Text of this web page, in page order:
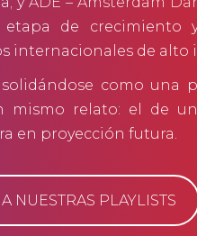
de crecimiento
internacionales de alto
como una
relato: el de
en proyección futura.
NUESTRAS PLAYLISTS